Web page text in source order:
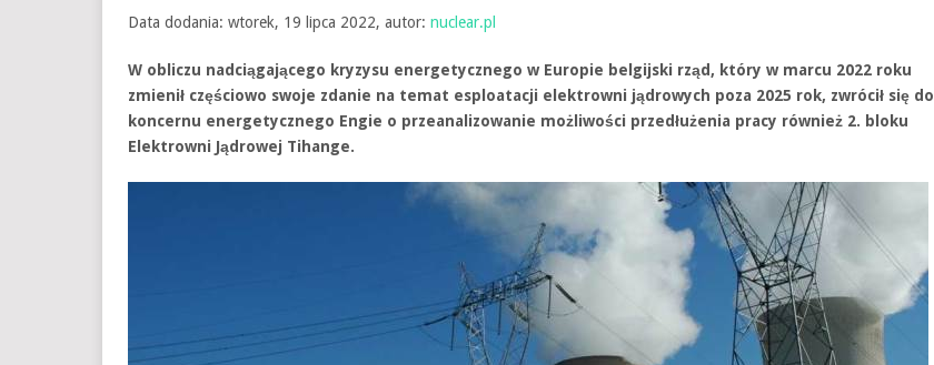
Data dodania: wtorek, 19 lipca 2022, autor:nuclear.pl
W obliczu nadciągającego kryzysu energetycznego w Europie belgijski rząd, który w marcu 2022 roku
zmienił częściowo swoje zdanie na temat esploatacji elektrowni jądrowych poza 2025 rok, zwrócił się do
koncernu energetycznego Engie o przeanalizowanie możliwości przedłużenia pracy również 2. bloku
Elektrowni Jądrowej Tihange.